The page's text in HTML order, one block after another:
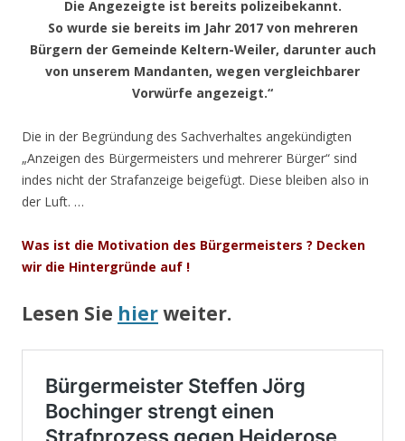
Die Angezeigte ist bereits polizeibekannt.
So wurde sie bereits im Jahr 2017 von mehreren
Bürgern der Gemeinde Keltern-Weiler, darunter auch
von unserem Mandanten, wegen vergleichbarer
Vorwürfe angezeigt.“
Die in der Begründung des Sachverhaltes angekündigten
„Anzeigen des Bürgermeisters und mehrerer Bürger“ sind
indes nicht der Strafanzeige beigefügt. Diese bleiben also in
der Luft. …
Was ist die Motivation des Bürgermeisters ? Decken
wir die Hintergründe auf !
Lesen Sie hierweiter.